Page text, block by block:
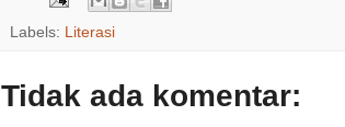
Labels: Literasi
Tidak ada komentar: